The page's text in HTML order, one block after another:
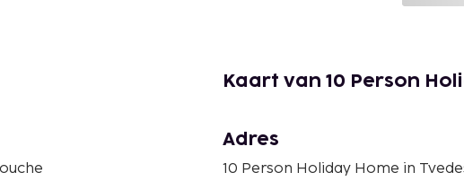
Kaart van 10 Person
Adres
10 Person Holiday Home in